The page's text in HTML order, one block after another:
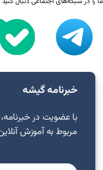
خبرنامه گیشه
با عضویت در
مربوط به آموزش